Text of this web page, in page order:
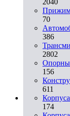
70
386
2802
156
611
174